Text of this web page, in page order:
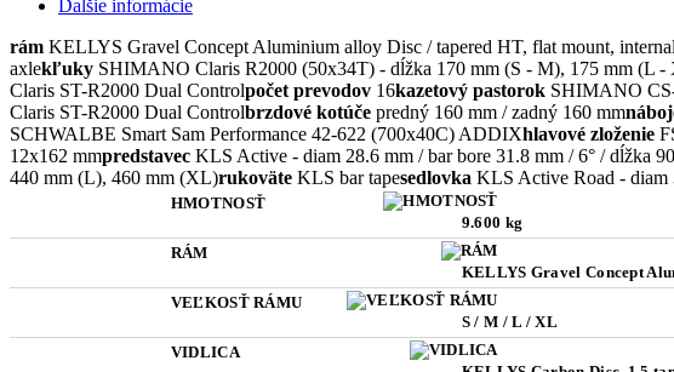
Ďalšie informácie
rám KELLYS Gravel Concept Aluminium alloy Disc / tapered HT, flat mount,
axlekľuky SHIMANO Claris R2000 (50x34T) - dĺžka 170 mm (S - M), 175 mm (L -
Claris ST-R2000 Dual Controlpočet prevodov 16kazetový pastorok SHIMANO
Claris ST-R2000 Dual Controlbrzdové kotúče predný 160 mm / zadný 160 mm
SCHWALBE Smart Sam Performance 42-622 (700x40C) ADDIXhlavové zloženie
12x162 mmpredstavec KLS Active - diam 28.6 mm / bar bore 31.8 mm / 6° / dĺžka
440 mm (L), 460 mm (XL)rukoväte KLS bar tapesedlovka KLS Active Road -
HMOTNOSŤ
9.600 kg
RÁM
KELLYS Gravel Concept
VEĽKOSŤ RÁMU
S / M / L / XL
VIDLICA